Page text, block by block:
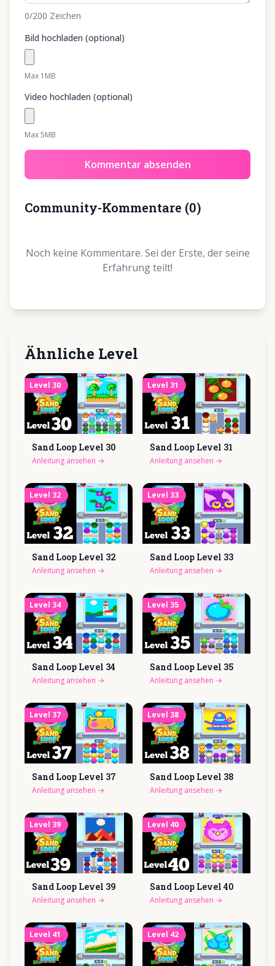
0/200 Zeichen
Bild hochladen (optional)
Max 1MB
Video hochladen (optional)
Max 5MB
Kommentar absenden
Community-Kommentare (0)
Noch keine Kommentare. Sei der Erste, der seine
Erfahrung teilt!
Ähnliche Level
Level 30
Sand Loop Level 30
Anleitung ansehen →
Level 31
Sand Loop Level 31
Anleitung ansehen →
Level 32
Sand Loop Level 32
Anleitung ansehen →
Level 33
Sand Loop Level 33
Anleitung ansehen →
Level 34
Sand Loop Level 34
Anleitung ansehen →
Level 35
Sand Loop Level 35
Anleitung ansehen →
Level 37
Sand Loop Level 37
Anleitung ansehen →
Level 38
Sand Loop Level 38
Anleitung ansehen →
Level 39
Sand Loop Level 39
Anleitung ansehen →
Level 40
Sand Loop Level 40
Anleitung ansehen →
Level 41 Level 42